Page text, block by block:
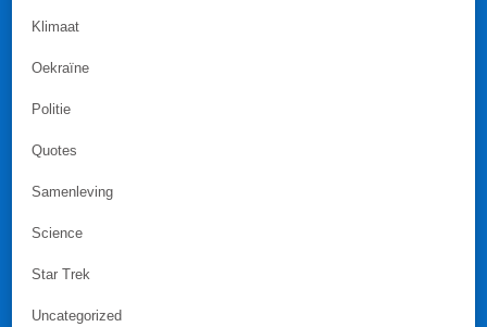
Klimaat
Oekraïne
Politie
Quotes
Samenleving
Science
Star Trek
Uncategorized